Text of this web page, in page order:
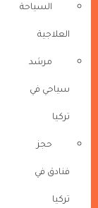
السياحة
العلاجية
مرشد
سياحي في
تركيا
حجز
فنادق في
تركيا